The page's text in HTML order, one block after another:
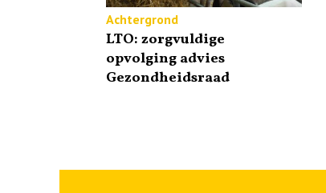
Achtergrond
LTO: zorgvuldige
opvolging advies
Gezondheidsraad